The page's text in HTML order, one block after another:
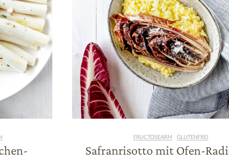
FRUCTOSEARM GLUTENFREI
Safranrisotto mit Ofen-